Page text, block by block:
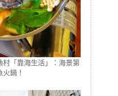
「靠海生活」：海景第
鍋！